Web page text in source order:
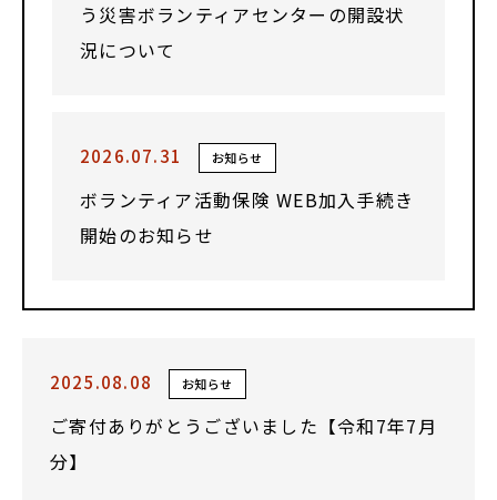
う災害ボランティアセンターの開設状
況について
2026.07.31 お知らせ
ボランティア活動保険 WEB加入手続き
開始のお知らせ
2025.08.08 お知らせ
ご寄付ありがとうございました【令和7年7月
分】